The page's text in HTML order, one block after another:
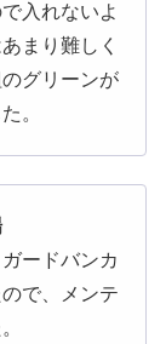
入れないよ
まり難しく
グリーンが
。
ードバンカ
で、メンテ